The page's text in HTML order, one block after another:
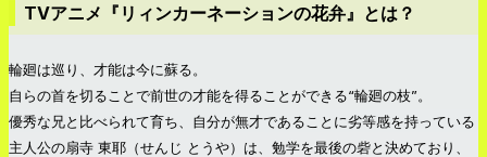
TVアニメ『リィンカーネーションの花弁』とは？
輪廻は巡り、才能は今に蘇る。
自らの首を切ることで前世の才能を得ることができる“輪廻の枝”。
優秀な兄と比べられて育ち、自分が無才であることに劣等感を持っている
主人公の扇寺 東耶（せんじ とうや）は、勉学を最後の砦と決めており、